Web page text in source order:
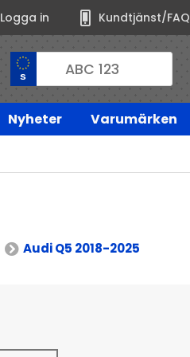
Logga in Kundtjänst/FAQ
Nyheter Varumärken
Audi Q5 2018-2025